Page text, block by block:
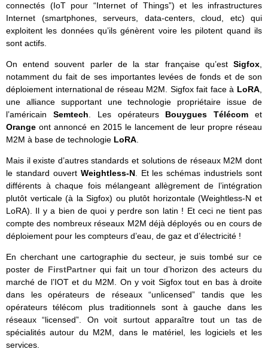
connectés (IoT pour “Internet of Things”) et les infrastructures
Internet (smartphones, serveurs, data-centers, cloud, etc) qui
exploitent les données qu’ils génèrent voire les pilotent quand ils
sont actifs.
On entend souvent parler de la star française qu’est Sigfox
notamment du fait de ses importantes levées de fonds et de son
déploiement international de réseau M2M. Sigfox fait face à LoRA
une alliance supportant une technologie propriétaire issue de
l’américain Semtech . Les opérateurs Bouygues Télécomet
Orangeont annoncé en 2015 le lancement de leur propre réseau
M2M à base de technologie LoRA
Mais il existe d’autres standards et solutions de réseaux M2M dont
le standard ouvert Weightless-N. Et les schémas industriels sont
différents à chaque fois mélangeant allègrement de l’intégration
plutôt verticale (à la Sigfox) ou plutôt horizontale (Weightless-N et
LoRA). Il y a bien de quoi y perdre son latin ! Et ceci ne tient pas
compte des nombreux réseaux M2M déjà déployés ou en cours de
déploiement pour les compteurs d’eau, de gaz et d’électricité !
En cherchant une cartographie du secteur, je suis tombé sur ce
poster de FirstPartnerqui fait un tour d’horizon des acteurs du
marché de l’IOT et du M2M. On y voit Sigfox tout en bas à droite
dans les opérateurs de réseaux “unlicensed” tandis que les
opérateurs télécom plus traditionnels sont à gauche dans les
réseaux “licensed”. On voit surtout apparaître tout un tas de
spécialités autour du M2M, dans le matériel, les logiciels et les
services.